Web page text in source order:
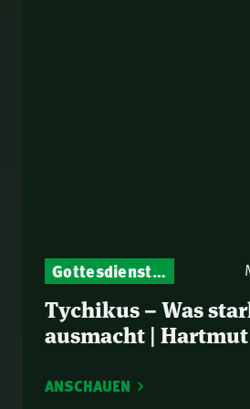
Gottesdienst-Botschaften – Jeden Sonntag neu: Aktuelle Predigten vom Mitternachtsruf
Tychikus – Was
ausmacht | Hartmut
ANSCHAUEN